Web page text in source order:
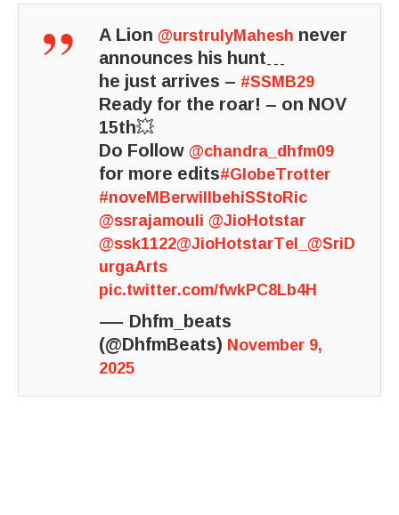
A Lion@urstrulyMahesh never
announces his hunt…
he just arrives – #SSMB29
Ready for the roar! – on NOV
15th💥
Do Follow@chandra_dhfm09
for more edits#GlobeTrotter
#noveMBerwillbehiSStoRic
@ssrajamouli@JioHotstar
@ssk1122@JioHotstarTel_@SriD
urgaArts
pic.twitter.com/fwkPC8Lb4H
— Dhfm_beats
(@DhfmBeats) November 9,
2025